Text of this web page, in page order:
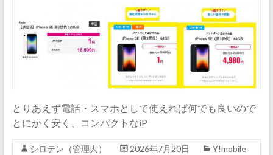
とりあえず電話・スマホとして使えれば何でも良いので
とにかく安く、コンパクトなiP
シロテン（管理人） 2026年7月20日
Y!mobile